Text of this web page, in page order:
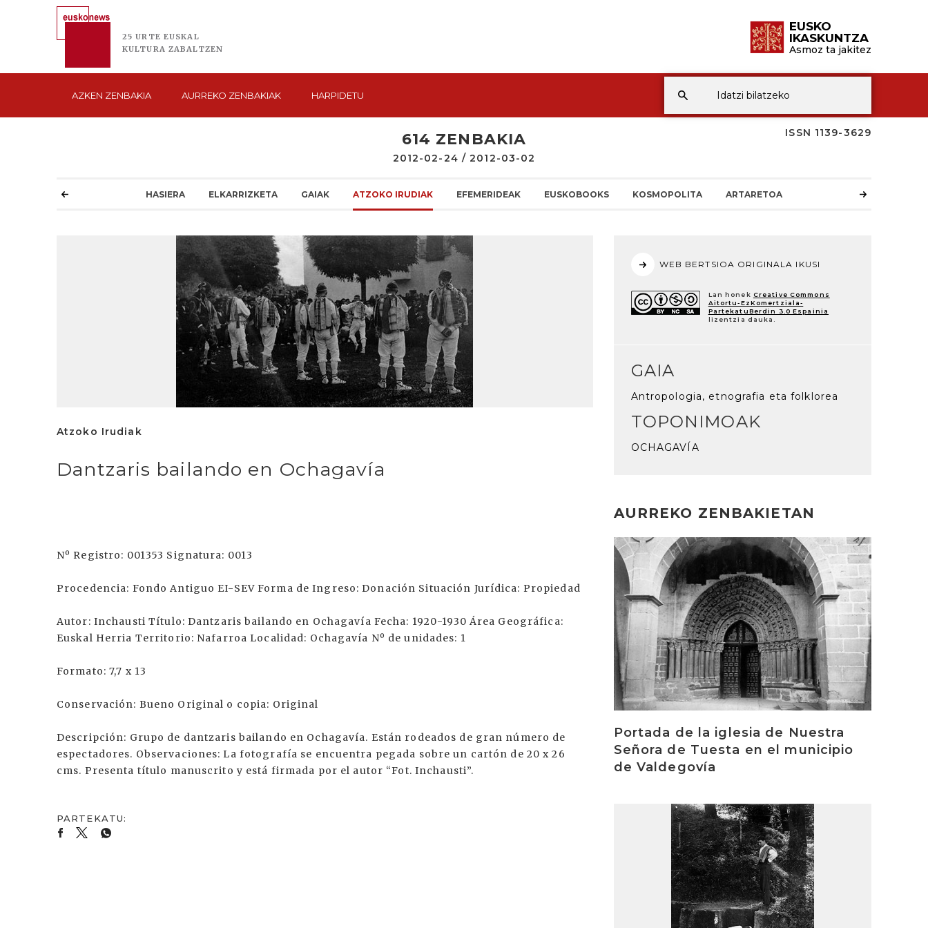
25 URTE EUSKAL
KULTURA ZABALTZEN
EUSKO
IKASKUNTZA
Asmoz ta jakitez
AZKEN ZENBAKIA AURREKO ZENBAKIAK HARPIDETU
ISSN 1139-3629
614 ZENBAKIA
2012-02-24 / 2012-03-02
HASIERA ELKARRIZKETA GAIAK ATZOKO IRUDIAK EFEMERIDEAK EUSKOBOOKS KOSMOPOLITA ARTARETOA
Atzoko Irudiak
Dantzaris bailando en Ochagavía
Nº Registro: 001353 Signatura: 0013
Procedencia: Fondo Antiguo EI-SEV Forma de Ingreso: Donación Situación Jurídica: Propiedad
Autor: Inchausti Título: Dantzaris bailando en Ochagavía Fecha: 1920-1930 Área Geográfica:
Euskal Herria Territorio: Nafarroa Localidad: Ochagavía Nº de unidades: 1
Formato: 7,7 x 13
Conservación: Bueno Original o copia: Original
Descripción: Grupo de dantzaris bailando en Ochagavía. Están rodeados de gran número de
espectadores. Observaciones: La fotografía se encuentra pegada sobre un cartón de 20 x 26
cms. Presenta título manuscrito y está firmada por el autor “Fot. Inchausti”.
WEB BERTSIOA ORIGINALA IKUSI
Lan honek Creative Commons
Aitortu-EzKomertziala-
PartekatuBerdin 3.0 Espainia
lizentzia dauka.
GAIA
Antropologia, etnografia eta folklorea
TOPONIMOAK
OCHAGAVÍA
AURREKO ZENBAKIETAN
Portada de la iglesia de Nuestra
Señora de Tuesta en el municipio
de Valdegovía
Irakurri